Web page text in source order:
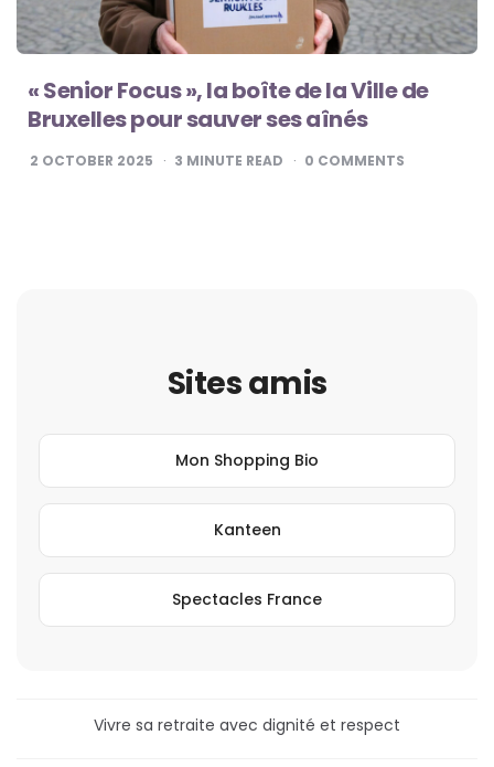
« Senior Focus », la boîte de la Ville de
Bruxelles pour sauver ses aînés
2 OCTOBER 2025 3 MINUTE READ 0 COMMENTS
Sites amis
Mon Shopping Bio
Kanteen
Spectacles France
Vivre sa retraite avec dignité et respect